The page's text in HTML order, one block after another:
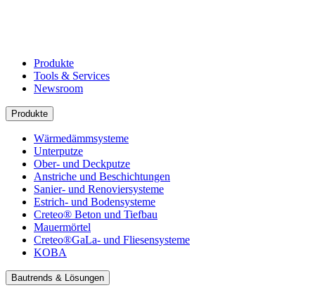
Produkte
Tools & Services
Newsroom
Produkte
Wärmedämmsysteme
Unterputze
Ober- und Deckputze
Anstriche und Beschichtungen
Sanier- und Renoviersysteme
Estrich- und Bodensysteme
Creteo® Beton und Tiefbau
Mauermörtel
Creteo®GaLa- und Fliesensysteme
KOBA
Bautrends & Lösungen